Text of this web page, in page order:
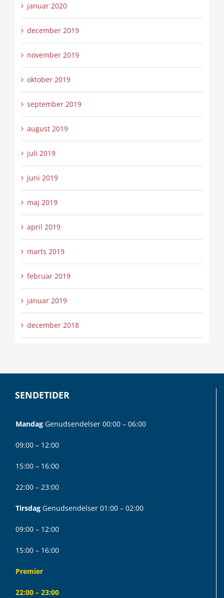
januar 2020
december 2019
november 2019
oktober 2019
september 2019
august 2019
juli 2019
juni 2019
maj 2019
april 2019
marts 2019
februar 2019
januar 2019
december 2018
SENDETIDER
Mandag Genudsendelser 00:00 – 06:00
09:00 – 12:00
15:00 – 16:00
22:00 – 23:00
Tirsdag Genudsendelser 01:00 – 02:00
09:00 – 12:00
15:00 – 16:00
Premier
22:00 – 23:00